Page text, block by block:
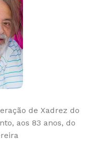
de Xadrez do
aos 83 anos, do